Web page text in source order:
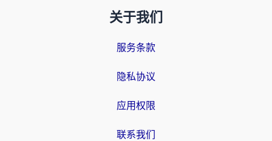
关于我们
服务条款
隐私协议
应用权限
联系我们